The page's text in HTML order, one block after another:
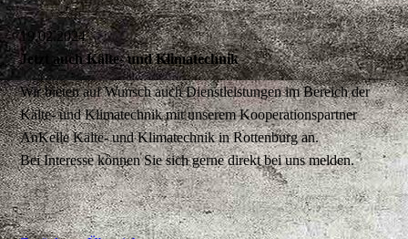
19.02.2024
Jetzt auch Kälte- und Klimatechnik
Wir bieten auf Wunsch auch Dienstleistungen im Bereich der
Kälte- und Klimatechnik mit unserem Kooperationspartner
AnKelle Kälte- und Klimatechnik in Rottenburg an.
Bei Interesse können Sie sich gerne direkt bei uns melden.